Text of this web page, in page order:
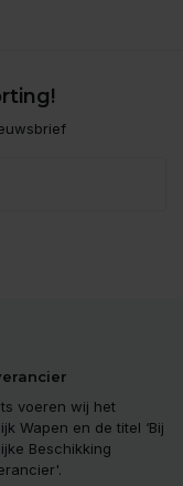
voeren wij het
Wapen en de titel ‘Bij
Beschikking